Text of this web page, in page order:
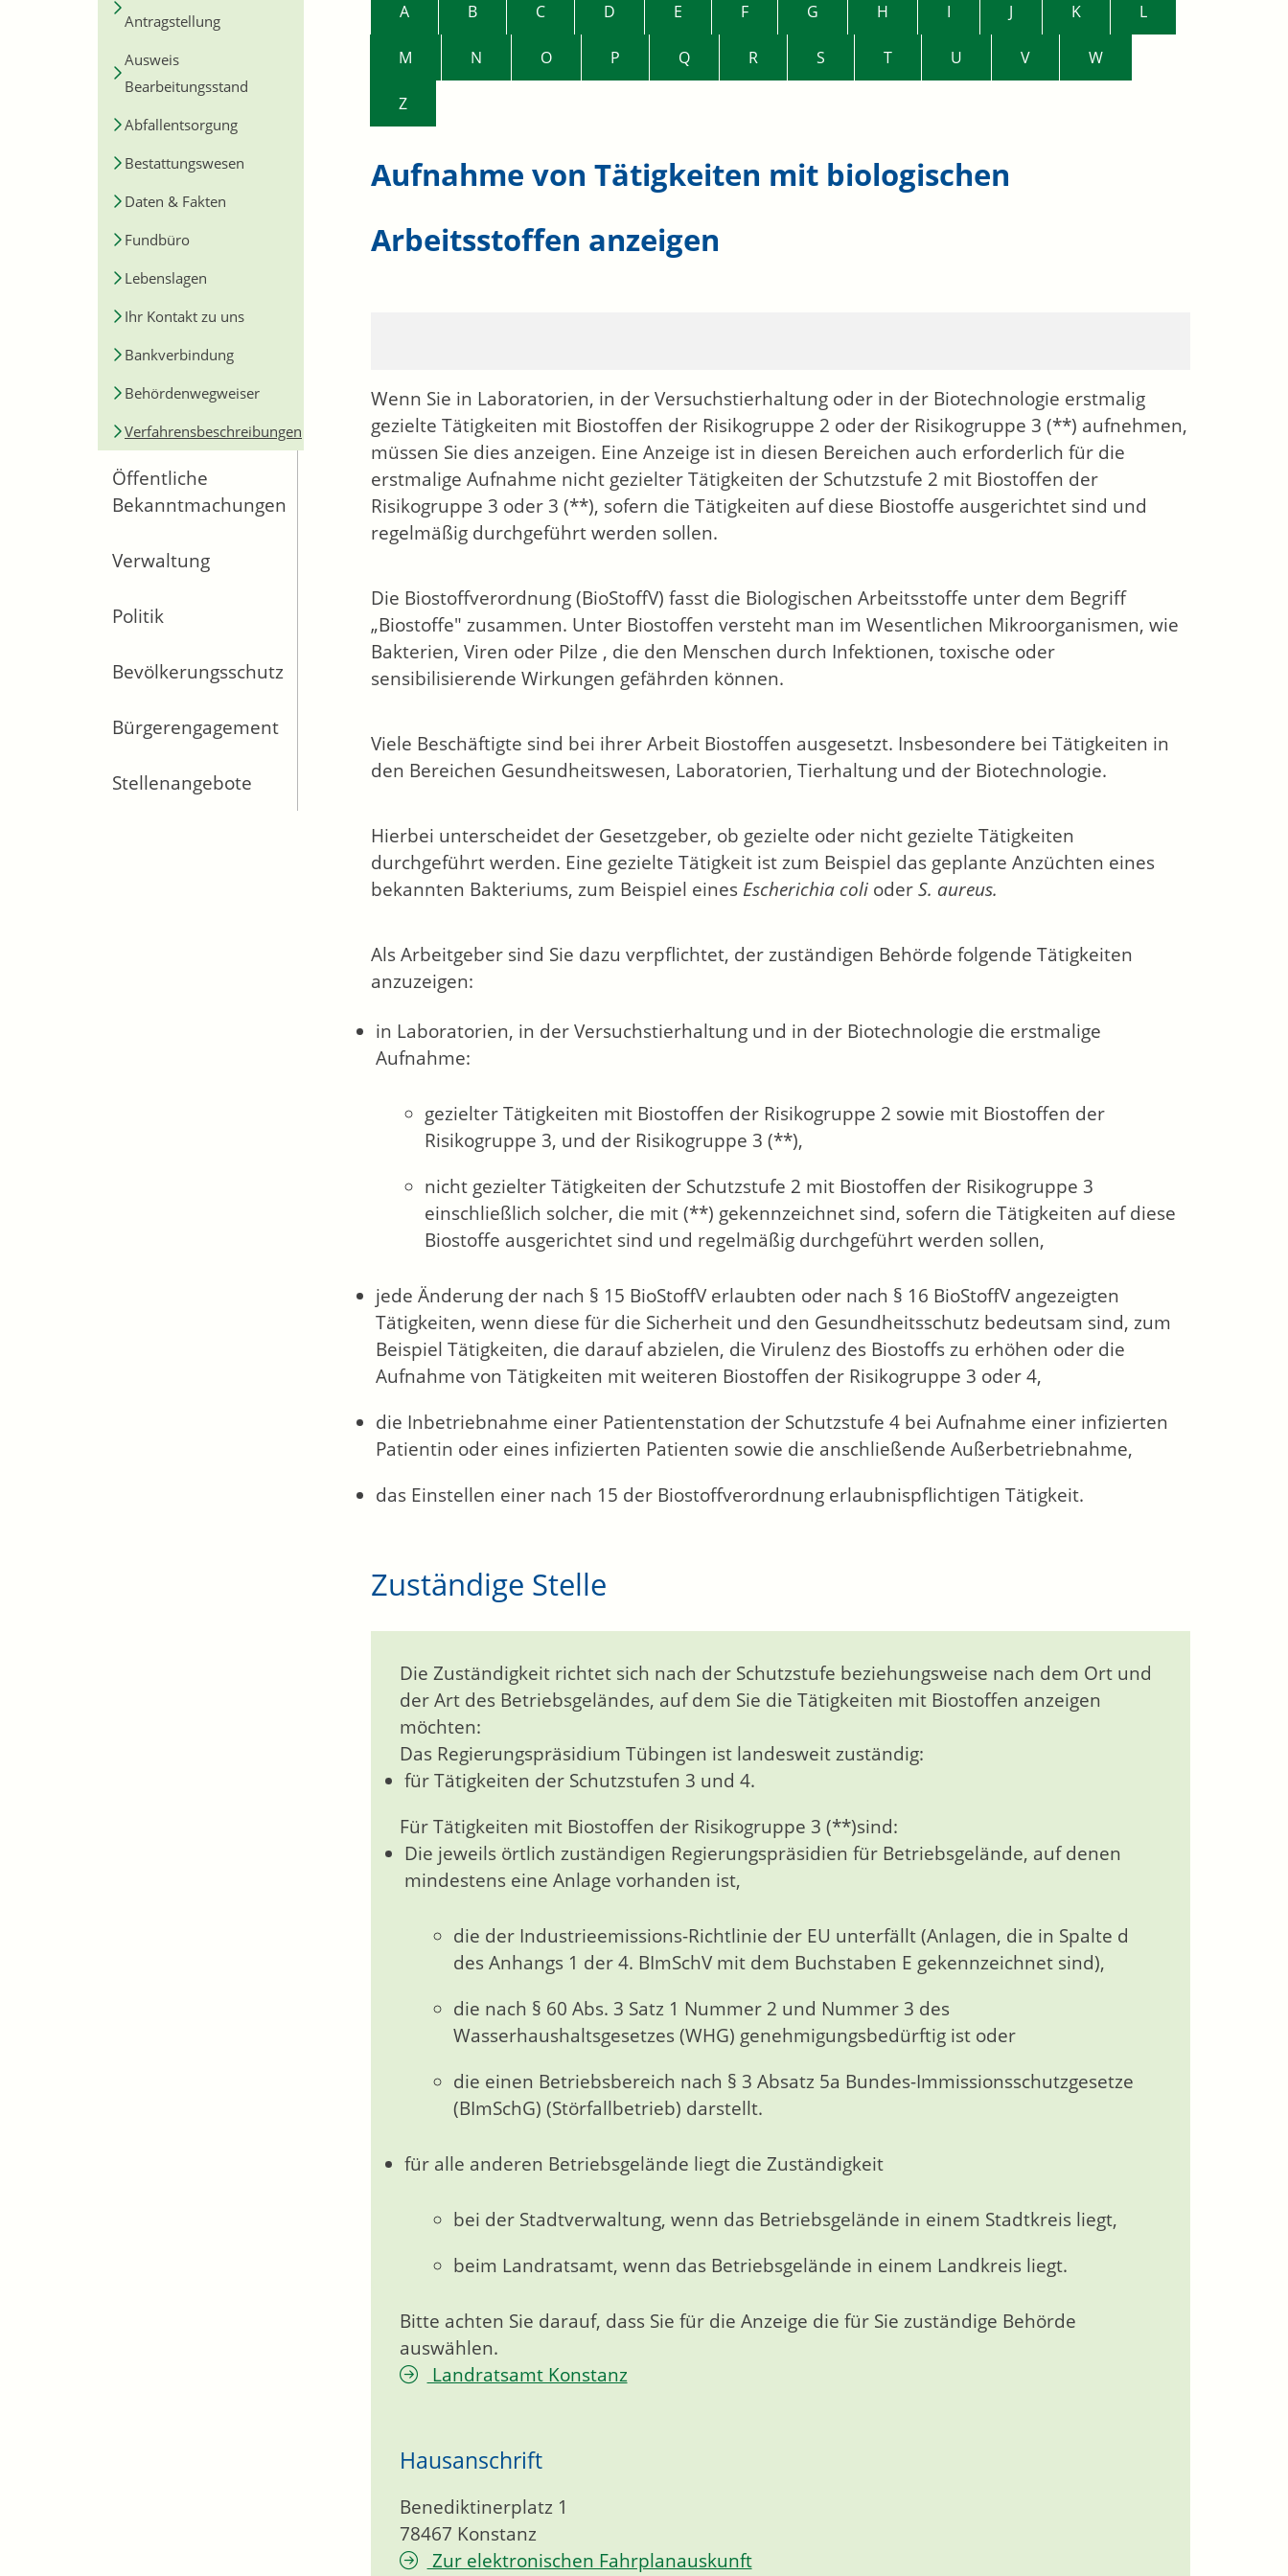
Antragstellung
Ausweis
Bearbeitungsstand
Abfallentsorgung
Bestattungswesen
Daten & Fakten
Fundbüro
Lebenslagen
Ihr Kontakt zu uns
Bankverbindung
Behördenwegweiser
Verfahrensbeschreibungen
Öffentliche
Bekanntmachungen
Verwaltung
Politik
Bevölkerungsschutz
Bürgerengagement
Stellenangebote
A B C D E F G H I J K L
M N O P Q R S T U V W
Z
Aufnahme von Tätigkeiten mit biologischen
Arbeitsstoffen anzeigen
Wenn Sie in Laboratorien, in der Versuchstierhaltung oder in der Biotechnologie erstmalig
gezielte Tätigkeiten mit Biostoffen der Risikogruppe 2 oder der Risikogruppe 3 (**) aufnehmen,
müssen Sie dies anzeigen. Eine Anzeige ist in diesen Bereichen auch erforderlich für die
erstmalige Aufnahme nicht gezielter Tätigkeiten der Schutzstufe 2 mit Biostoffen der
Risikogruppe 3 oder 3 (**), sofern die Tätigkeiten auf diese Biostoffe ausgerichtet sind und
regelmäßig durchgeführt werden sollen.
Die Biostoffverordnung (BioStoffV) fasst die Biologischen Arbeitsstoffe unter dem Begriff
„Biostoffe" zusammen. Unter Biostoffen versteht man im Wesentlichen Mikroorganismen, wie
Bakterien, Viren oder Pilze , die den Menschen durch Infektionen, toxische oder
sensibilisierende Wirkungen gefährden können.
Viele Beschäftigte sind bei ihrer Arbeit Biostoffen ausgesetzt. Insbesondere bei Tätigkeiten in
den Bereichen Gesundheitswesen, Laboratorien, Tierhaltung und der Biotechnologie.
Hierbei unterscheidet der Gesetzgeber, ob gezielte oder nicht gezielte Tätigkeiten
durchgeführt werden. Eine gezielte Tätigkeit ist zum Beispiel das geplante Anzüchten eines
bekannten Bakteriums, zum Beispiel eines Escherichia coli oderS. aureus.
Als Arbeitgeber sind Sie dazu verpflichtet, der zuständigen Behörde folgende Tätigkeiten
anzuzeigen:
in Laboratorien, in der Versuchstierhaltung und in der Biotechnologie die erstmalige
Aufnahme:
gezielter Tätigkeiten mit Biostoffen der Risikogruppe 2 sowie mit Biostoffen der
Risikogruppe 3, und der Risikogruppe 3 (**),
nicht gezielter Tätigkeiten der Schutzstufe 2 mit Biostoffen der Risikogruppe 3
einschließlich solcher, die mit (**) gekennzeichnet sind, sofern die Tätigkeiten auf diese
Biostoffe ausgerichtet sind und regelmäßig durchgeführt werden sollen,
jede Änderung der nach § 15 BioStoffV erlaubten oder nach § 16 BioStoffV angezeigten
Tätigkeiten, wenn diese für die Sicherheit und den Gesundheitsschutz bedeutsam sind, zum
Beispiel Tätigkeiten, die darauf abzielen, die Virulenz des Biostoffs zu erhöhen oder die
Aufnahme von Tätigkeiten mit weiteren Biostoffen der Risikogruppe 3 oder 4,
die Inbetriebnahme einer Patientenstation der Schutzstufe 4 bei Aufnahme einer infizierten
Patientin oder eines infizierten Patienten sowie die anschließende Außerbetriebnahme,
das Einstellen einer nach 15 der Biostoffverordnung erlaubnispflichtigen Tätigkeit.
Zuständige Stelle
Die Zuständigkeit richtet sich nach der Schutzstufe beziehungsweise nach dem Ort und
der Art des Betriebsgeländes, auf dem Sie die Tätigkeiten mit Biostoffen anzeigen
möchten:
Das Regierungspräsidium Tübingen ist landesweit zuständig:
für Tätigkeiten der Schutzstufen 3 und 4.
Für Tätigkeiten mit Biostoffen der Risikogruppe 3 (**)sind:
Die jeweils örtlich zuständigen Regierungspräsidien für Betriebsgelände, auf denen
mindestens eine Anlage vorhanden ist,
die der Industrieemissions-Richtlinie der EU unterfällt (Anlagen, die in Spalte d
des Anhangs 1 der 4. BImSchV mit dem Buchstaben E gekennzeichnet sind),
die nach § 60 Abs. 3 Satz 1 Nummer 2 und Nummer 3 des
Wasserhaushaltsgesetzes (WHG) genehmigungsbedürftig ist oder
die einen Betriebsbereich nach § 3 Absatz 5a Bundes-Immissionsschutzgesetze
(BImSchG) (Störfallbetrieb) darstellt.
für alle anderen Betriebsgelände liegt die Zuständigkeit
bei der Stadtverwaltung, wenn das Betriebsgelände in einem Stadtkreis liegt,
beim Landratsamt, wenn das Betriebsgelände in einem Landkreis liegt.
Bitte achten Sie darauf, dass Sie für die Anzeige die für Sie zuständige Behörde
auswählen.
Landratsamt Konstanz
Hausanschrift
Benediktinerplatz 1
78467 Konstanz
Zur elektronischen Fahrplanauskunft